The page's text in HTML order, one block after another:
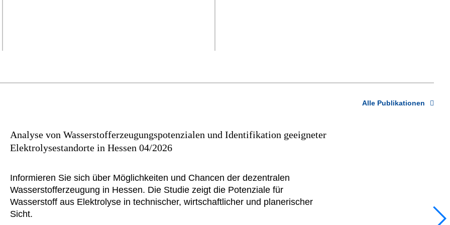
Alle Publikationen
Analyse von Wasserstofferzeugungspotenzialen und Identifikation geeigneter
Elektrolysestandorte in Hessen 04/2026
Informieren Sie sich über Möglichkeiten und Chancen der dezentralen
Wasserstofferzeugung in Hessen. Die Studie zeigt die Potenziale für
Wasserstoff aus Elektrolyse in technischer, wirtschaftlicher und planerischer
Sicht.